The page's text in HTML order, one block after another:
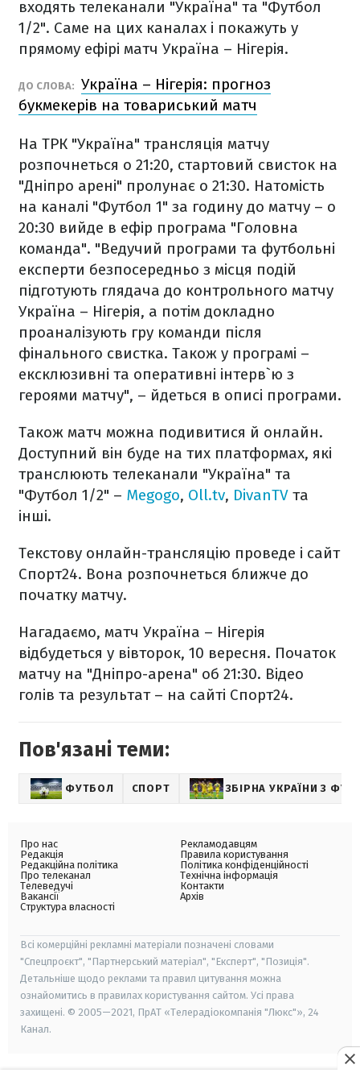
входять телеканали "Україна" та "Футбол
1/2". Саме на цих каналах і покажуть у
прямому ефірі матч Україна – Нігерія.
ДО СЛОВА: Україна – Нігерія: прогноз
букмекерів на товариський матч
На ТРК "Україна" трансляція матчу
розпочнеться о 21:20, стартовий свисток на
"Дніпро арені" пролунає о 21:30. Натомість
на каналі "Футбол 1" за годину до матчу – о
20:30 вийде в ефір програма "Головна
команда". "Ведучий програми та футбольні
експерти безпосередньо з місця подій
підготують глядача до контрольного матчу
Україна – Нігерія, а потім докладно
проаналізують гру команди після
фінального свистка. Також у програмі –
ексклюзивні та оперативні інтерв`ю з
героями матчу", – йдеться в описі програми.
Також матч можна подивитися й онлайн.
Доступний він буде на тих платформах, які
транслюють телеканали "Україна" та
"Футбол 1/2" – Megogo, Oll.tv, DivanTV та
інші.
Текстову онлайн-трансляцію проведе і сайт
Спорт24. Вона розпочнеться ближче до
початку матчу.
Нагадаємо, матч Україна – Нігерія
відбудеться у вівторок, 10 вересня. Початок
матчу на "Дніпро-арена" об 21:30. Відео
голів та результат – на сайті Спорт24.
Пов'язані теми:
ФУТБОЛ СПОРТ ЗБІРНА УКРАЇНИ З
Про нас
Редакція
Редакційна політика
Про телеканал
Телеведучі
Вакансії
Структура власності
Рекламодавцям
Правила користування
Політика конфіденційності
Технічна інформація
Контакти
Архів
Всі комерційні рекламні матеріали позначені словами
"Спецпроєкт", "Партнерський матеріал", "Експерт", "Позиція".
Детальніше щодо реклами та правил цитування можна
ознайомитись в правилах користування сайтом. Усі права
захищені. © 2005—2021, ПрАТ «Телерадіокомпанія "Люкс"», 24
Канал.